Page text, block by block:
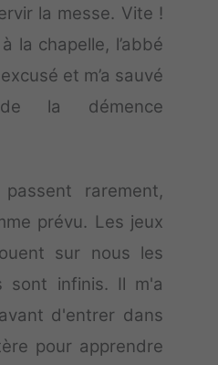
la messe. Vite !
la chapelle, l’abbé
et m’a sauvé
la démence
rarement,
prévu. Les jeux
sur nous les
sont infinis. Il m'a
d'entrer dans
pour apprendre